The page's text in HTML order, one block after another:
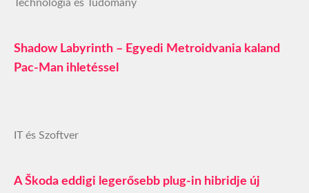
Technológia és Tudomány
Shadow Labyrinth – Egyedi Metroidvania kaland
Pac-Man ihletéssel
IT és Szoftver
A Škoda eddigi legerősebb plug-in hibridje új